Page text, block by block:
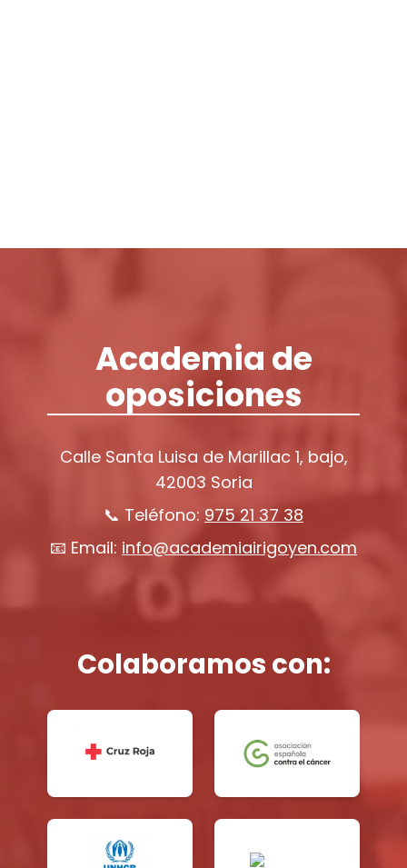
Academia de
oposiciones
Calle Santa Luisa de Marillac 1, bajo,
42003 Soria
📞 Teléfono: 975 21 37 38
📧 Email: info@academiairigoyen.com
Colaboramos con: